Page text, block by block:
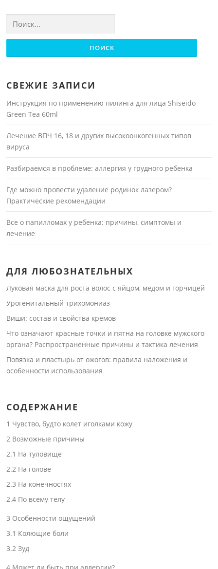
СВЕЖИЕ ЗАПИСИ
Инструкция по применению пилинга для лица Shiseido
Green Tea 60ml
Лечение ВПЧ 16, 18 и других высокоонкогенных типов
вируса
Разбираемся в проблеме: аллергия у грудного ребенка
Где можно провести удаление родинок лазером?
Практические рекомендации
Все о папилломах у ребенка: причины, симптомы и
лечение
ДЛЯ ЛЮБОЗНАТЕЛЬНЫХ
Луковая маска для роста волос с яйцом, медом и горчицей
Урогенитальный трихомониаз
Виши: состав и свойства кремов
Что означают красные точки и пятна на головке мужского
органа? Распространенные причины и тактика лечения
Повязка и пластырь от ожогов: правила наложения и
особенности использования
СОДЕРЖАНИЕ
1 Чувство, будто колет иголками кожу
2 Возможные причины
2.1 На туловище
2.2 На голове
2.3 На конечностях
2.4 По всему телу
3 Особенности ощущений
3.1 Колющие боли
3.2 Зуд